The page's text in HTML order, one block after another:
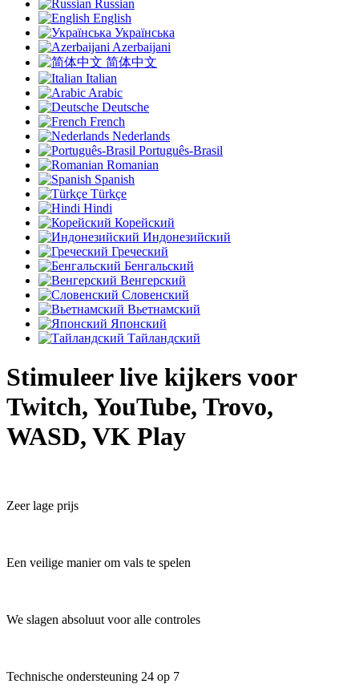
Russian
English
Українська
Azerbaijani
简体中文
Italian
Arabic
Deutsche
French
Nederlands
Português-Brasil
Romanian
Spanish
Türkçe
Hindi
Корейский
Индонезийский
Греческий
Бенгальский
Венгерский
Словенский
Вьетнамский
Японский
Тайландский
Stimuleer live kijkers voor
Twitch, YouTube, Trovo,
WASD, VK Play
Zeer lage prijs
Een veilige manier om vals te spelen
We slagen absoluut voor alle controles
Technische ondersteuning 24 op 7